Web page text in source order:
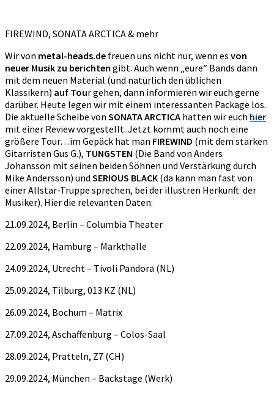
FIREWIND, SONATA ARCTICA & mehr
Wir von metal-heads.de freuen uns nicht nur, wenn es von
neuer Musik zu berichten gibt. Auch wenn „eure“ Bands dann
mit dem neuen Material (und natürlich den üblichen
Klassikern) auf Tour gehen, dann informieren wir euch gerne
darüber. Heute legen wir mit einem interessanten Package los.
Die aktuelle Scheibe von SONATA ARCTICA hatten wir euch hier
mit einer Review vorgestellt. Jetzt kommt auch noch eine
größere Tour…im Gepäck hat man FIREWIND (mit dem starken
Gitarristen Gus G.), TUNGSTEN (Die Band von Anders
Johansson mit seinen beiden Söhnen und Verstärkung durch
Mike Andersson) und SERIOUS BLACK (da kann man fast von
einer Allstar-Truppe sprechen, bei der illustren Herkunft der
Musiker). Hier die relevanten Daten:
21.09.2024, Berlin – Columbia Theater
22.09.2024, Hamburg – Markthalle
24.09.2024, Utrecht – Tivoli Pandora (NL)
25.09.2024, Tilburg, 013 KZ (NL)
26.09.2024, Bochum – Matrix
27.09.2024, Aschaffenburg – Colos-Saal
28.09.2024, Pratteln, Z7 (CH)
29.09.2024, München – Backstage (Werk)